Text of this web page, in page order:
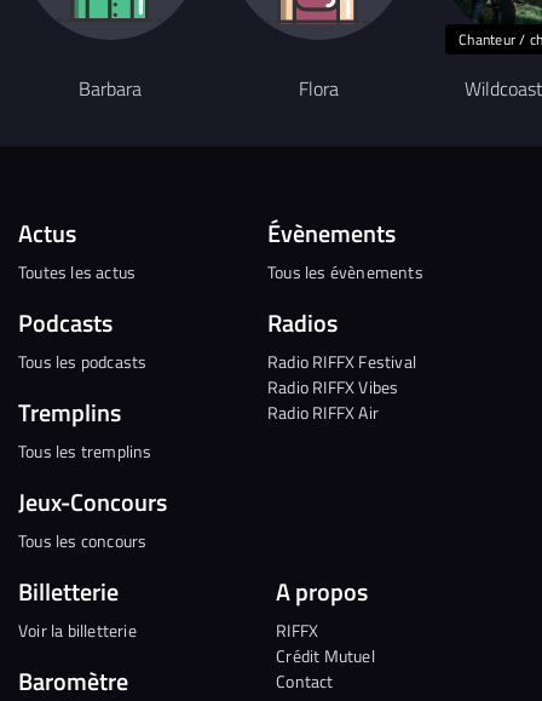
Barbara Flora
Chanteur /
Actus
Toutes les actus
Podcasts
Tous les podcasts
Tremplins
Tous les tremplins
Jeux-Concours
Tous les concours
Évènements
Tous les évènements
Radios
Radio RIFFX Festival
Radio RIFFX Vibes
Radio RIFFX Air
Billetterie
Voir la billetterie
Baromètre
A propos
RIFFX
Crédit Mutuel
Contact